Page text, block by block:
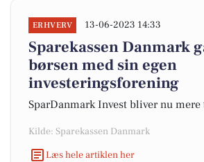
ERHVERV 13-06-2023 14:33
Sparekassen Danmark
børsen med sin egen
investeringsforening
SparDanmark Invest bliver nu
Kilde: Sparekassen Danmark
Læs hele artiklen her